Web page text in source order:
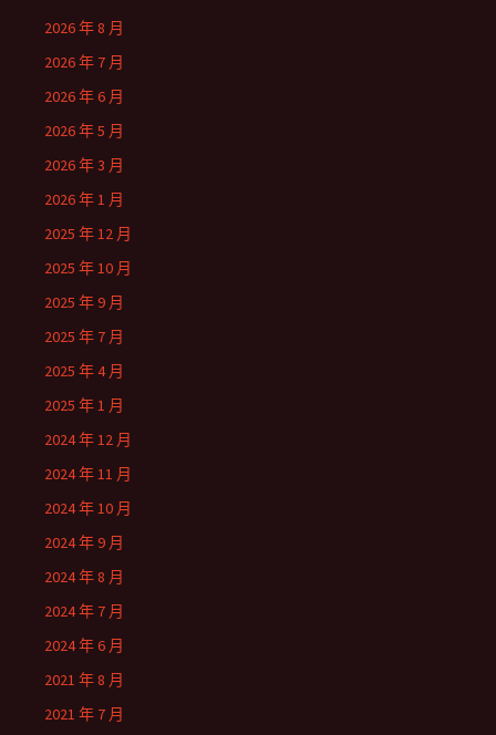
2026 年 8 月
2026 年 7 月
2026 年 6 月
2026 年 5 月
2026 年 3 月
2026 年 1 月
2025 年 12 月
2025 年 10 月
2025 年 9 月
2025 年 7 月
2025 年 4 月
2025 年 1 月
2024 年 12 月
2024 年 11 月
2024 年 10 月
2024 年 9 月
2024 年 8 月
2024 年 7 月
2024 年 6 月
2021 年 8 月
2021 年 7 月